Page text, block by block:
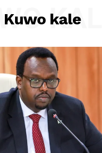
Kuwo kale
KALE